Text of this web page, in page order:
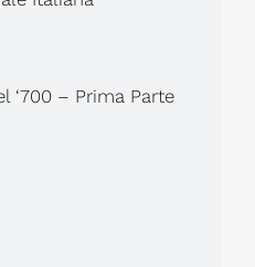
‘700 – Prima Parte